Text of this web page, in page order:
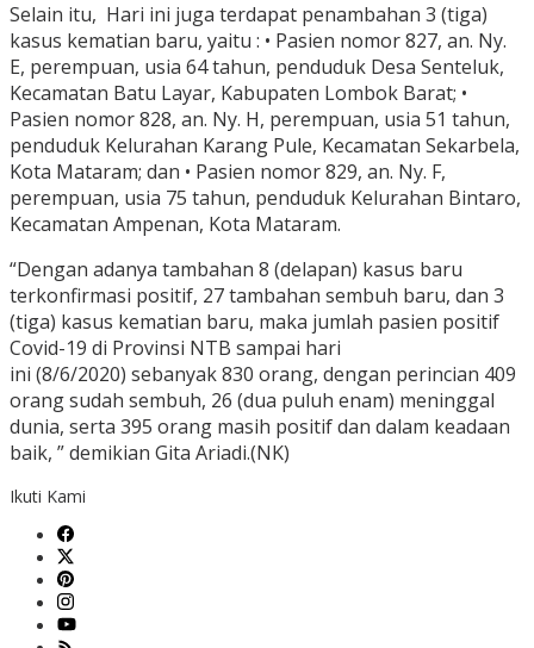
Selain itu, Hari ini juga terdapat penambahan 3 (tiga)
kasus kematian baru, yaitu : • Pasien nomor 827, an. Ny.
E, perempuan, usia 64 tahun, penduduk Desa Senteluk,
Kecamatan Batu Layar, Kabupaten Lombok Barat; •
Pasien nomor 828, an. Ny. H, perempuan, usia 51 tahun,
penduduk Kelurahan Karang Pule, Kecamatan Sekarbela,
Kota Mataram; dan • Pasien nomor 829, an. Ny. F,
perempuan, usia 75 tahun, penduduk Kelurahan Bintaro,
Kecamatan Ampenan, Kota Mataram.
“Dengan adanya tambahan 8 (delapan) kasus baru
terkonfirmasi positif, 27 tambahan sembuh baru, dan 3
(tiga) kasus kematian baru, maka jumlah pasien positif
Covid-19 di Provinsi NTB sampai hari
ini (8/6/2020) sebanyak 830 orang, dengan perincian 409
orang sudah sembuh, 26 (dua puluh enam) meninggal
dunia, serta 395 orang masih positif dan dalam keadaan
baik, ” demikian Gita Ariadi.(NK)
Ikuti Kami